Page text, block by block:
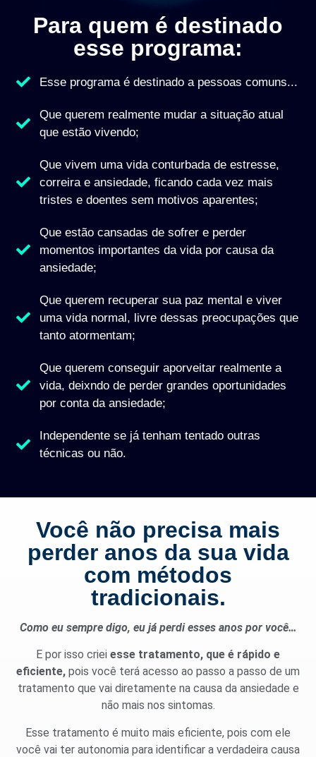
Para quem é destinado
esse programa:
Esse programa é destinado a pessoas comuns...
Que querem realmente mudar a situação atual
que estão vivendo;
Que vivem uma vida conturbada de estresse,
correira e ansiedade, ficando cada vez mais
tristes e doentes sem motivos aparentes;
Que estão cansadas de sofrer e perder
momentos importantes da vida por causa da
ansiedade;
Que querem recuperar sua paz mental e viver
uma vida normal, livre dessas preocupações que
tanto atormentam;
Que querem conseguir aporveitar realmente a
vida, deixndo de perder grandes oportunidades
por conta da ansiedade;
Independente se já tenham tentado outras
técnicas ou não.
Você não precisa mais
perder anos da sua vida
com métodos
tradicionais.
Como eu sempre digo, eu já perdi esses anos por você…
E por isso criei esse tratamento, que é rápido e
eficiente, pois você terá acesso ao passo a passo de um
tratamento que vai diretamente na causa da ansiedade e
não mais nos sintomas.
Esse tratamento é muito mais eficiente, pois com ele
você vai ter autonomia para identificar a verdadeira causa